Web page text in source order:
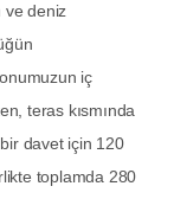
ve deniz
iç
teras kısmında
davet için 120
toplamda 280